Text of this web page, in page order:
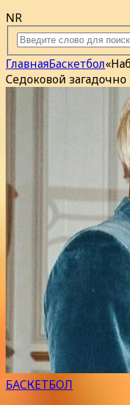
NR
ГлавнаяБаскетбол
Седоковой загадочно
БАСКЕТБОЛ